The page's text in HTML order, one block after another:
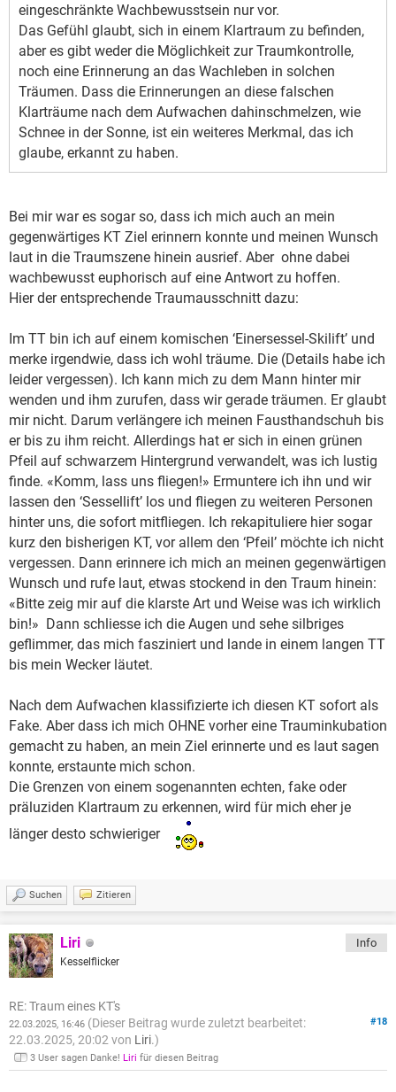
eingeschränkte Wachbewusstsein nur vor.
Das Gefühl glaubt, sich in einem Klartraum zu befinden,
aber es gibt weder die Möglichkeit zur Traumkontrolle,
noch eine Erinnerung an das Wachleben in solchen
Träumen. Dass die Erinnerungen an diese falschen
Klarträume nach dem Aufwachen dahinschmelzen, wie
Schnee in der Sonne, ist ein weiteres Merkmal, das ich
glaube, erkannt zu haben.
Bei mir war es sogar so, dass ich mich auch an mein
gegenwärtiges KT Ziel erinnern konnte und meinen Wunsch
laut in die Traumszene hinein ausrief. Aber ohne dabei
wachbewusst euphorisch auf eine Antwort zu hoffen.
Hier der entsprechende Traumausschnitt dazu:
Im TT bin ich auf einem komischen ‘Einersessel-Skilift’ und
merke irgendwie, dass ich wohl träume. Die (Details habe ich
leider vergessen). Ich kann mich zu dem Mann hinter mir
wenden und ihm zurufen, dass wir gerade träumen. Er glaubt
mir nicht. Darum verlängere ich meinen Fausthandschuh bis
er bis zu ihm reicht. Allerdings hat er sich in einen grünen
Pfeil auf schwarzem Hintergrund verwandelt, was ich lustig
finde. «Komm, lass uns fliegen!» Ermuntere ich ihn und wir
lassen den ‘Sessellift’ los und fliegen zu weiteren Personen
hinter uns, die sofort mitfliegen. Ich rekapituliere hier sogar
kurz den bisherigen KT, vor allem den ‘Pfeil’ möchte ich nicht
vergessen. Dann erinnere ich mich an meinen gegenwärtigen
Wunsch und rufe laut, etwas stockend in den Traum hinein:
«Bitte zeig mir auf die klarste Art und Weise was ich wirklich
bin!» Dann schliesse ich die Augen und sehe silbriges
geflimmer, das mich fasziniert und lande in einem langen TT
bis mein Wecker läutet.
Nach dem Aufwachen klassifizierte ich diesen KT sofort als
Fake. Aber dass ich mich OHNE vorher eine Trauminkubation
gemacht zu haben, an mein Ziel erinnerte und es laut sagen
konnte, erstaunte mich schon.
Die Grenzen von einem sogenannten echten, fake oder
präluziden Klartraum zu erkennen, wird für mich eher je
länger desto schwieriger
Suchen Zitieren
Liri
Kesselflicker
Info
RE: Traum eines KT's
#18
22.03.2025, 16:46 (Dieser Beitrag wurde zuletzt bearbeitet:
22.03.2025, 20:02 von Liri.)
3 User sagen Danke! Liri für diesen Beitrag